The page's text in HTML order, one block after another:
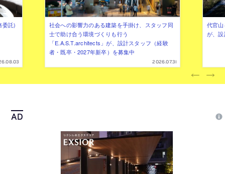
委託)
社会への影響力のある建築を手掛け、スタッフ同
士で助け合う環境づくりも行う
「E.A.S.T.architects」が、設計スタッフ（経験
者・既卒・2027年新卒）を募集中
2026.07.31
代官
が、